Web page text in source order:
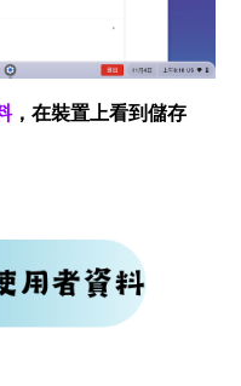
，在裝置上看到儲存